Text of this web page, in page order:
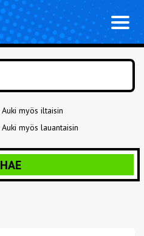
Auki myös iltaisin
Auki myös lauantaisin
HAE